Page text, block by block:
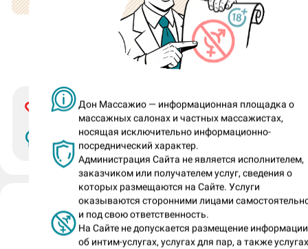
Дон Массажио — информационная площадка о
массажных салонах и частных массажистах,
носящая исключительно информационно-
посреднический характер.
Администрация Сайта не является исполнителем,
заказчиком или получателем услуг, сведения о
которых размещаются на Сайте. Услуги
оказываются сторонними лицами
и под свою ответственность.
На Сайте не допускается размещение информации
об интим-услугах, услугах для пар, а также
Урология
Люблю
Выполняю
По симпатии
Не выполняю
Мария (номер анкеты: 375992)
анкета размещена более года назад